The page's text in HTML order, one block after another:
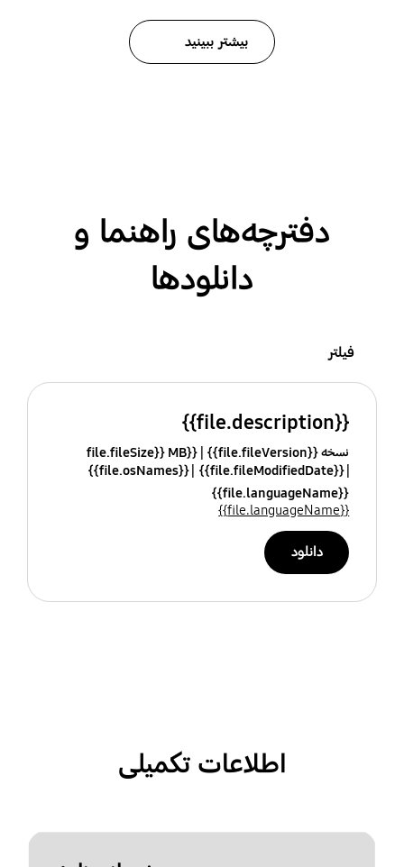
بیشتر ببینید
دفترچه‌های راهنما و
دانلودها
فیلتر
{{file.description}}
نسخه {{file.fileVersion}}
{{file.fileSize}} MB
{{file.fileModifiedDate}}
{{file.osNames}}
{{file.languageName}}
{{file.languageName}}
دانلود
اطلاعات تکمیلی